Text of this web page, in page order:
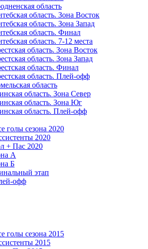
область
область. Зона Восток
область. Зона Запад
область. Финал
область. 7-12 места
область. Зона Восток
область. Зона Запад
область. Финал
область. Плей-офф
область
область. Зона Север
область. Зона Юг
область. Плей-офф
голы сезона 2020
2020
+ Пас 2020
А
Б
этап
офф
голы сезона 2015
2015